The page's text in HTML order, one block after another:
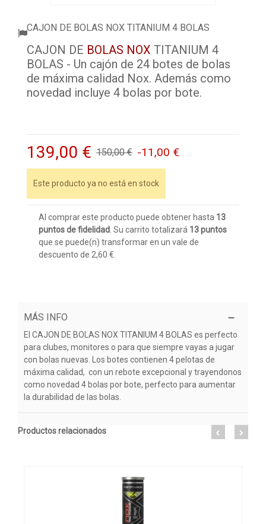
CAJON DE BOLAS NOX TITANIUM 4 BOLAS
CAJON DE BOLAS NOX TITANIUM 4
BOLAS - Un cajón de 24 botes de bolas
de máxima calidad Nox. Además como
novedad incluye 4 bolas por bote.
139,00 € 150,00 € -11,00 €
Este producto ya no está en stock
Al comprar este producto puede obtener hasta 13
puntos de fidelidad . Su carrito totalizará 13puntos
que se puede(n) transformar en un vale de
descuento de 2,60 €
MÁS INFO
El CAJON DE BOLAS NOX TITANIUM 4 BOLAS es perfecto
para clubes, monitores o para que siempre vayas a jugar
con bolas nuevas. Los botes contienen 4 pelotas de
máxima calidad, con un rebote excepcional y trayendonos
como novedad 4 bolas por bote, perfecto para aumentar
la durabilidad de las bolas.
Productos relacionados